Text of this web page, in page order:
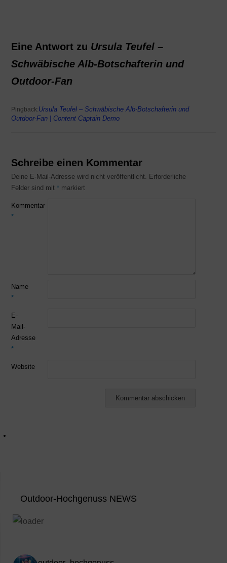
Eine Antwort zu Ursula Teufel –
Schwäbische Alb-Botschafterin und
Outdoor-Fan
Pingback:Ursula Teufel – Schwäbische Alb-Botschafterin und
Outdoor-Fan | Content Captain Demo
Schreibe einen Kommentar
Deine E-Mail-Adresse wird nicht veröffentlicht.
Erforderliche
Felder sind mit * markiert
Kommentar
*
Name
*
E-
Mail-
Adresse
*
Website
Outdoor-Hochgenuss NEWS